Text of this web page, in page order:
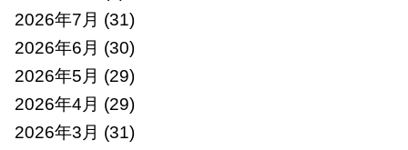
2026年7月 (31)
2026年6月 (30)
2026年5月 (29)
2026年4月 (29)
2026年3月 (31)